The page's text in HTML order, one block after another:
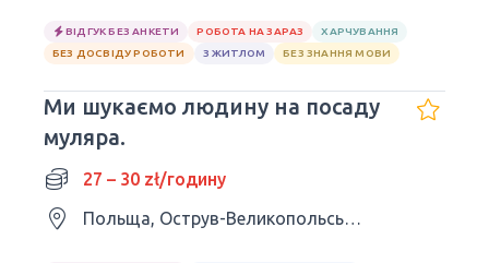
ВІДГУК БЕЗ АНКЕТИ РОБОТА НА ЗАРАЗ
ХАРЧУВАННЯ
БЕЗ ДОСВІДУ РОБОТИ
З ЖИТЛОМ БЕЗ ЗНАННЯ МОВИ
Ми шукаємо людину на посаду
муляра.
27 – 30 zł/годину
Польща, Острув-Великопольський